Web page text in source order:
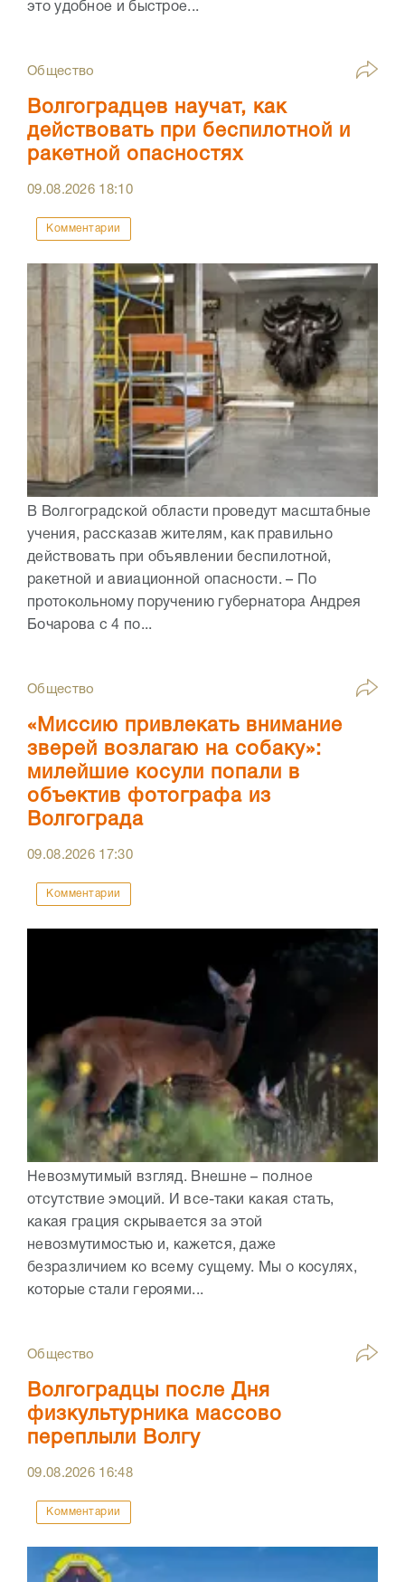
это удобное и быстрое...
Общество
Волгоградцев научат, как
действовать при беспилотной и
ракетной опасностях
09.08.2026 18:10
Комментарии
В Волгоградской области проведут масштабные
учения, рассказав жителям, как правильно
действовать при объявлении беспилотной,
ракетной и авиационной опасности. – По
протокольному поручению губернатора Андрея
Бочарова с 4 по...
Общество
«Миссию привлекать внимание
зверей возлагаю на собаку»:
милейшие косули попали в
объектив фотографа из
Волгограда
09.08.2026 17:30
Комментарии
Невозмутимый взгляд. Внешне – полное
отсутствие эмоций. И все-таки какая стать,
какая грация скрывается за этой
невозмутимостью и, кажется, даже
безразличием ко всему сущему. Мы о косулях,
которые стали героями...
Общество
Волгоградцы после Дня
физкультурника массово
переплыли Волгу
09.08.2026 16:48
Комментарии